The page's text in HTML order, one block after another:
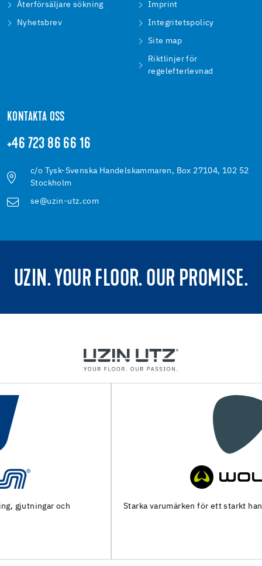
Återförsäljare sökning
Nyhetsbrev
Imprint
Integritetspolicy
Site map
Riktlinjer för
regelefterlevnad
KONTAKTA OSS
+46 723 86 66 16
c/o Tysk-Svenska Handelskammaren, Box 27104, 102 52
Stockholm
se@uzin-utz.com
UZIN. YOUR FLOOR. OUR PROMISE.
Starka varumärken för ett starkt hantverk